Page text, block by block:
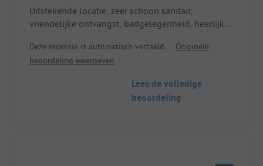
Uitstekende locatie, zeer schoon sanitair,
vriendelijke ontvangst, badgelegenheid, heerlijke
Deze recensie is automatisch vertaald.
Originele
beoordeling weergeven
Lees de volledige
beoordeling